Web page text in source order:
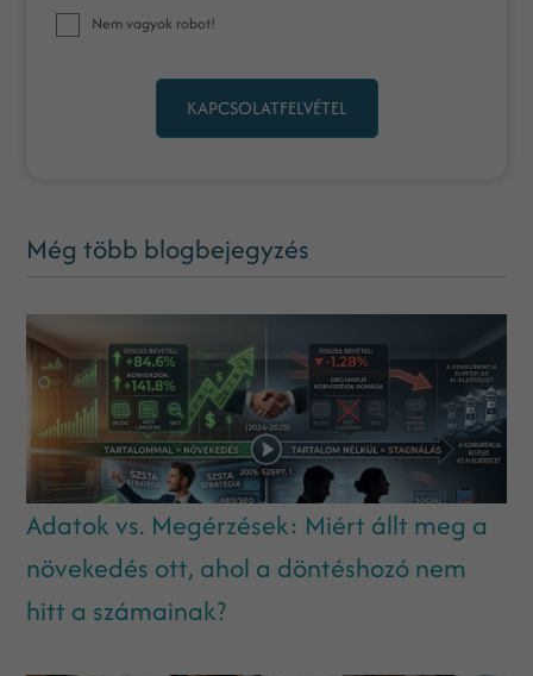
Nem vagyok robot!
KAPCSOLATFELVÉTEL
Még több blogbejegyzés
Adatok vs. Megérzések: Miért állt meg a
növekedés ott, ahol a döntéshozó nem
hitt a számainak?